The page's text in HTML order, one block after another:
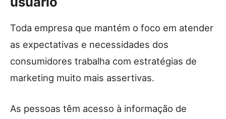
Toda empresa que mantém o foco em atender
as expectativas e necessidades dos
consumidores trabalha com estratégias de
marketing muito mais assertivas.
As pessoas têm acesso à informação de